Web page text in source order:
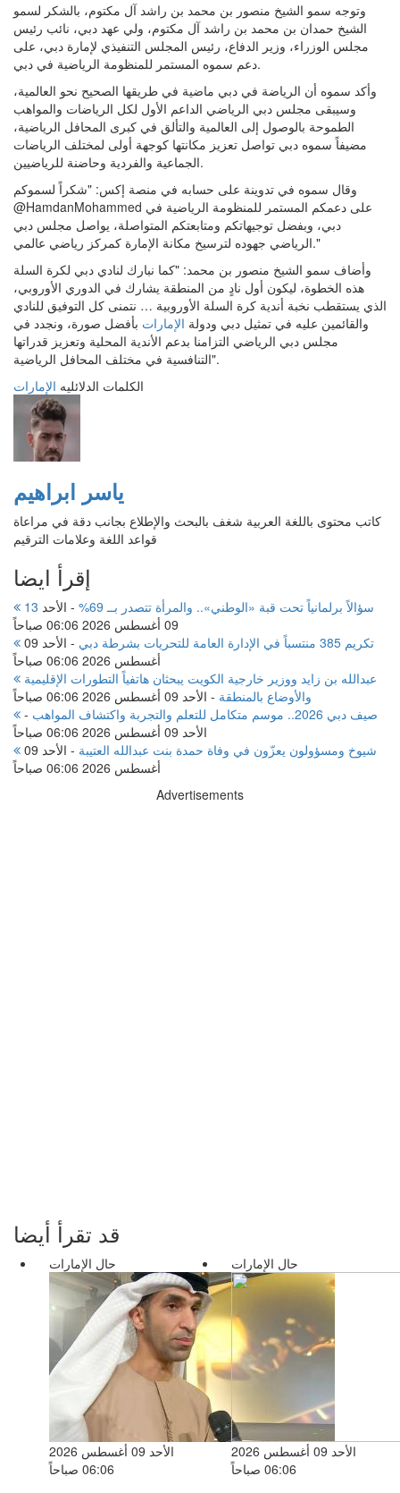
وتوجه سمو الشيخ منصور بن محمد بن راشد آل مكتوم، بالشكر لسمو
الشيخ حمدان بن محمد بن راشد آل مكتوم، ولي عهد دبي، نائب رئيس
مجلس الوزراء، وزير الدفاع، رئيس المجلس التنفيذي لإمارة دبي، على
دعم سموه المستمر للمنظومة الرياضية في دبي.
وأكد سموه أن الرياضة في دبي ماضية في طريقها الصحيح نحو العالمية،
وسيبقى مجلس دبي الرياضي الداعم الأول لكل الرياضات والمواهب
الطموحة بالوصول إلى العالمية والتألق في كبرى المحافل الرياضية،
مضيفاً سموه دبي تواصل تعزيز مكانتها كوجهة أولى لمختلف الرياضات
الجماعية والفردية وحاضنة للرياضيين.
وقال سموه في تدوينة على حسابه في منصة إكس: "شكراً لسموكم
@HamdanMohammed على دعمكم المستمر للمنظومة الرياضية في
دبي، وبفضل توجيهاتكم ومتابعتكم المتواصلة، يواصل مجلس دبي
الرياضي جهوده لترسيخ مكانة الإمارة كمركز رياضي عالمي."
وأضاف سمو الشيخ منصور بن محمد: "كما نبارك لنادي دبي لكرة السلة
هذه الخطوة، ليكون أول نادٍ من المنطقة يشارك في الدوري الأوروبي،
الذي يستقطب نخبة أندية كرة السلة الأوروبية … نتمنى كل التوفيق للنادي
والقائمين عليه في تمثيل دبي ودولة الإمارات بأفضل صورة، ونجدد في
مجلس دبي الرياضي التزامنا بدعم الأندية المحلية وتعزيز قدراتها
التنافسية في مختلف المحافل الرياضية".
الكلمات الدلائليه الإمارات
ياسر ابراهيم
كاتب محتوى باللغة العربية شغف بالبحث والإطلاع بجانب دقة في مراعاة
قواعد اللغة وعلامات الترقيم
إقرأ ايضا
13 سؤالاً برلمانياً تحت قبة «الوطني».. والمرأة تتصدر بــ 69% - الأحد
09 أغسطس 2026 06:06 صباحاً
تكريم 385 منتسباً في الإدارة العامة للتحريات بشرطة دبي
-
الأحد 09
أغسطس 2026 06:06 صباحاً
والأوضاع بالمنطقة - الأحد 09 أغسطس 2026 06:06 صباحاً
صيف دبي 2026.. موسم متكامل للتعلم والتجربة واكتشاف المواهب
-
الأحد 09 أغسطس 2026 06:06 صباحاً
شيوخ ومسؤولون يعزّون في وفاة حمدة بنت عبدالله العتيبة -
الأحد 09
أغسطس 2026 06:06 صباحاً
Advertisements
قد تقرأ أيضا
حال الإمارات
الأحد 09 أغسطس 2026
06:06 صباحاً
حال الإمارات
الأحد 09 أغسطس 2026
06:06 صباحاً